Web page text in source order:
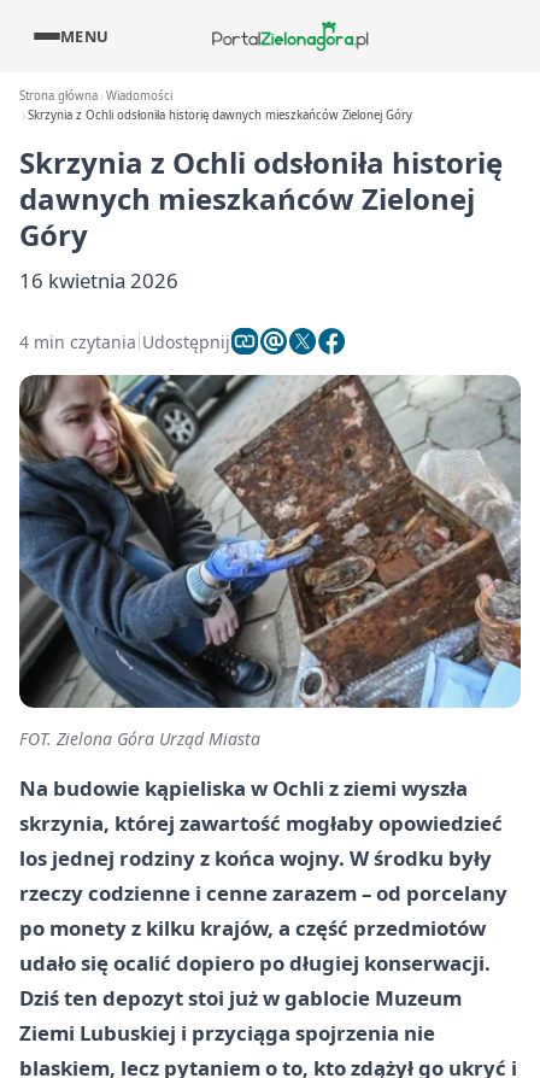
MENU
Strona główna Wiadomości
Skrzynia z Ochli odsłoniła historię dawnych mieszkańców Zielonej Góry
Skrzynia z Ochli odsłoniła historię
dawnych mieszkańców Zielonej
Góry
16 kwietnia 2026
4 min czytania Udostępnij
FOT. Zielona Góra Urząd Miasta
Na budowie kąpieliska w Ochli z ziemi wyszła
skrzynia, której zawartość mogłaby opowiedzieć
los jednej rodziny z końca wojny. W środku były
rzeczy codzienne i cenne zarazem – od porcelany
po monety z kilku krajów, a część przedmiotów
udało się ocalić dopiero po długiej konserwacji.
Dziś ten depozyt stoi już w gablocie Muzeum
Ziemi Lubuskiej i przyciąga spojrzenia nie
blaskiem, lecz pytaniem o to, kto zdążył go ukryć i